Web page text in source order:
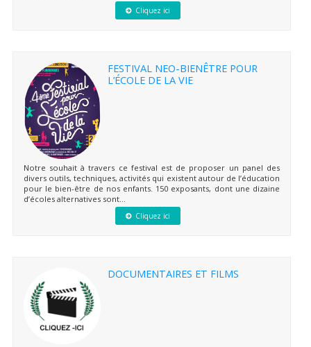
Cliquez ici
FESTIVAL NEO-BIENÊTRE POUR
L’ÉCOLE DE LA VIE
Notre souhait à travers ce festival est de proposer un panel des
divers outils, techniques, activités qui existent autour de l’éducation
pour le bien-être de nos enfants. 150 exposants, dont une dizaine
d’écoles alternatives sont...
Cliquez ici
DOCUMENTAIRES ET FILMS